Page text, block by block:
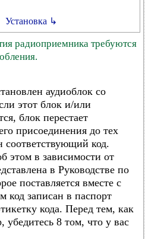
Установка ↳
радиоприемника требуются
аудиоблок со
этот блок и/или
блок перестает
присоединения до тех
соответствующий код.
этом в зависимости от
в Руководстве по
поставляется вместе с
код записан в паспорт
кода. Перед тем, как
убедитесь 8 том, что у вас